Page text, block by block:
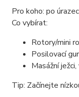
Pro koho: po
Co vybírat:
Rotory/mini
Posilovací
Masážní
Tip: Začínejte